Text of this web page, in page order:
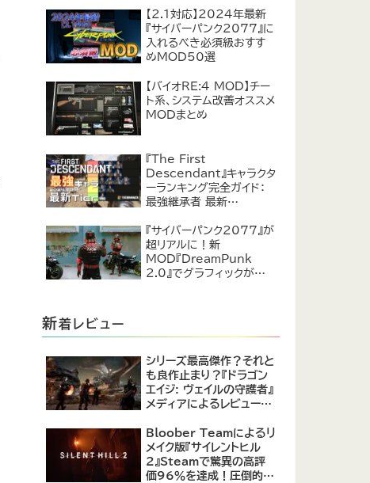
【2.1対応】2024年最新
『サイバーパンク2077』に
入れるべき必須級おすす
めMOD50選
【バイオRE:4 MOD】チー
ト系、システム改善オススメ
MODまとめ
『The First
Descendant』キャラクタ
ーランキング完全ガイド：
最強継承者 最新
『サイバーパンク2077』が
超リアルに！新
MOD『DreamPunk
2.0』でグラフィックが恐ろ
新着レビュー
シリーズ最高傑作？それと
も良作止まり？『ドラゴン
エイジ: ヴェイルの守護者』
メディアによるレビューが
ラクター育成システムは好
評、戦闘システムは賛否あ
り
Bloober Teamによるリ
メイク版『サイレントヒル
2』Steamで驚異の高評
価96％を達成！圧倒的な